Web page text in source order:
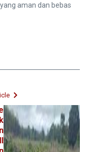
aman dan bebas
k